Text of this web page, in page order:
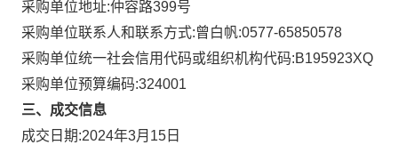
采购单位地址:仲容路399号
采购单位联系人和联系方式:曾白帆:0577-65850578
采购单位统一社会信用代码或组织机构代码:B195923XQ
采购单位预算编码:324001
三、成交信息
成交日期:2024年3月15日